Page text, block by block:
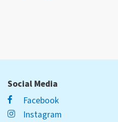
Social Media
Facebook
Instagram